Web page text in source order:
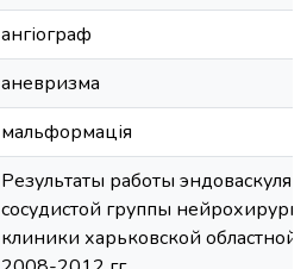
ангіограф
аневризма
мальформація
Результаты работы
сосудистой группы
клиники харьковской